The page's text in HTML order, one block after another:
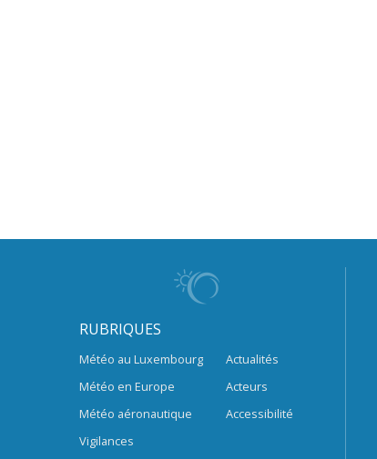
RUBRIQUES
Météo au Luxembourg
Météo en Europe
Météo aéronautique
Vigilances
Actualités
Acteurs
Accessibilité